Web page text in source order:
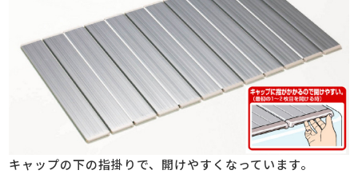
キャップの下の指掛りで、開けやすくなっています。